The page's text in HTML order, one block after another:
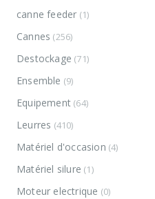
canne feeder (1)
Cannes (256)
Destockage (71)
Ensemble (9)
Equipement (64)
Leurres (410)
Matériel d'occasion (4)
Matériel silure (1)
Moteur electrique (0)